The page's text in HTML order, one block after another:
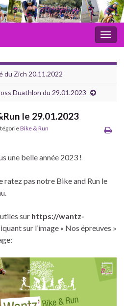
du Zich 20.11.2022
Duathlon du 29.01.2023
le 29.01.2023
Bike & Run
une belle année 2023 !
ratez pas notre Bike and Run le
sur https://wantz-
sur l’image « Nos épreuves »